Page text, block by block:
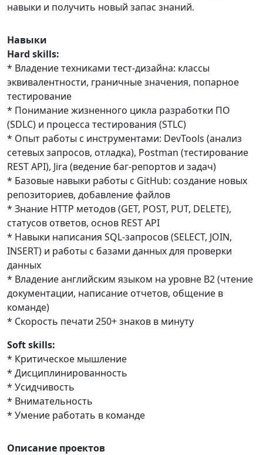
навыки и получить новый запас знаний.
Навыки
Hard skills:
* Владение техниками тест-дизайна: классы
эквивалентности, граничные значения, попарное
тестирование
* Понимание жизненного цикла разработки ПО
(SDLC) и процесса тестирования (STLC)
* Опыт работы с инструментами: DevTools (анализ
сетевых запросов, отладка), Postman (тестирование
REST API), Jira (ведение баг-репортов и задач)
* Базовые навыки работы с GitHub: создание новых
репозиториев, добавление файлов
* Знание HTTP методов (GET, POST, PUT, DELETE),
статусов ответов, основ REST API
* Навыки написания SQL-запросов (SELECT, JOIN,
INSERT) и работы с базами данных для проверки
данных
* Владение английским языком на уровне B2 (чтение
документации, написание отчетов, общение в
команде)
* Скорость печати 250+ знаков в минуту
Soft skills:
* Критическое мышление
* Дисциплинированность
* Усидчивость
* Внимательность
* Умение работать в команде
Описание проектов